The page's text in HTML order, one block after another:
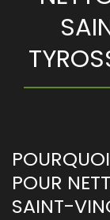
POUR
SAINT-